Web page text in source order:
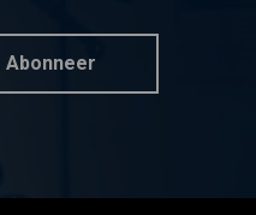
Abonneer